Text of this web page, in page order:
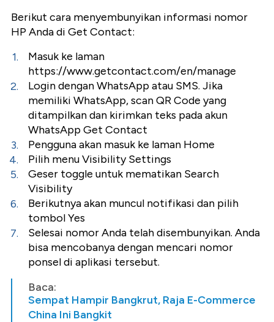
Berikut cara menyembunyikan informasi nomor
HP Anda di Get Contact:
Masuk ke laman
https://www.getcontact.com/en/manage
Login dengan WhatsApp atau SMS. Jika
memiliki WhatsApp, scan QR Code yang
ditampilkan dan kirimkan teks pada akun
WhatsApp Get Contact
Pengguna akan masuk ke laman Home
Pilih menu Visibility Settings
Geser toggle untuk mematikan Search
Visibility
Berikutnya akan muncul notifikasi dan pilih
tombol Yes
Selesai nomor Anda telah disembunyikan. Anda
bisa mencobanya dengan mencari nomor
ponsel di aplikasi tersebut.
Baca:
Sempat Hampir Bangkrut, Raja E-Commerce
China Ini Bangkit